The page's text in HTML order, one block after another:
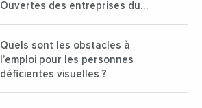
Ouvertes des entreprises du
Quels sont les obstacles à
l’emploi pour les personnes
déficientes visuelles ?